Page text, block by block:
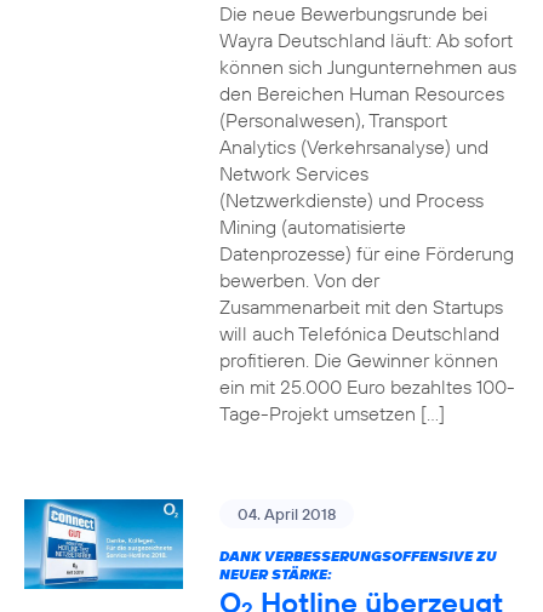
Die neue Bewerbungsrunde bei
Wayra Deutschland läuft: Ab sofort
können sich Jungunternehmen aus
den Bereichen Human Resources
(Personalwesen), Transport
Analytics (Verkehrsanalyse) und
Network Services
(Netzwerkdienste) und Process
Mining (automatisierte
Datenprozesse) für eine Förderung
bewerben. Von der
Zusammenarbeit mit den Startups
will auch Telefónica Deutschland
profitieren. Die Gewinner können
ein mit 25.000 Euro bezahltes 100-
Tage-Projekt umsetzen […]
04. April 2018
DANK VERBESSERUNGSOFFENSIVE ZU
NEUER STÄRKE:
O Hotline überzeugt